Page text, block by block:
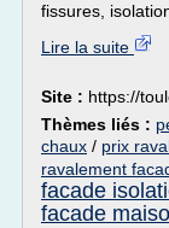
fissures,
Lire la suite
Site : https://
Thèmes liés :
chaux / prix
ravalement
facade
facade